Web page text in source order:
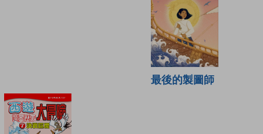
最後的製圖師